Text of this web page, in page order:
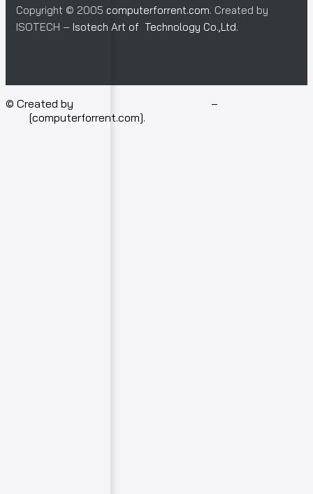
Copyright © 2005 computerforrent.com. Created by
ISOTECH – Isotech Art of Technology Co.,Ltd.
© Created by –
[computerforrent.com].